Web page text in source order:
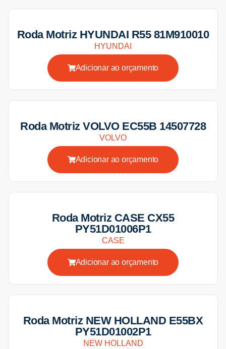
Roda Motriz HYUNDAI R55 81M910010
HYUNDAI
Adicionar ao orçamento
Roda Motriz VOLVO EC55B 14507728
VOLVO
Adicionar ao orçamento
Roda Motriz CASE CX55
PY51D01006P1
CASE
Adicionar ao orçamento
Roda Motriz NEW HOLLAND E55BX
PY51D01002P1
NEW HOLLAND